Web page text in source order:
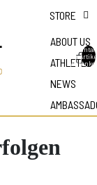
STORE
ABOUT US
ATHLETES
NEWS
der